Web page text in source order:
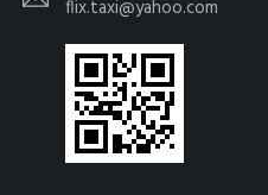
flix.taxi@yahoo.com